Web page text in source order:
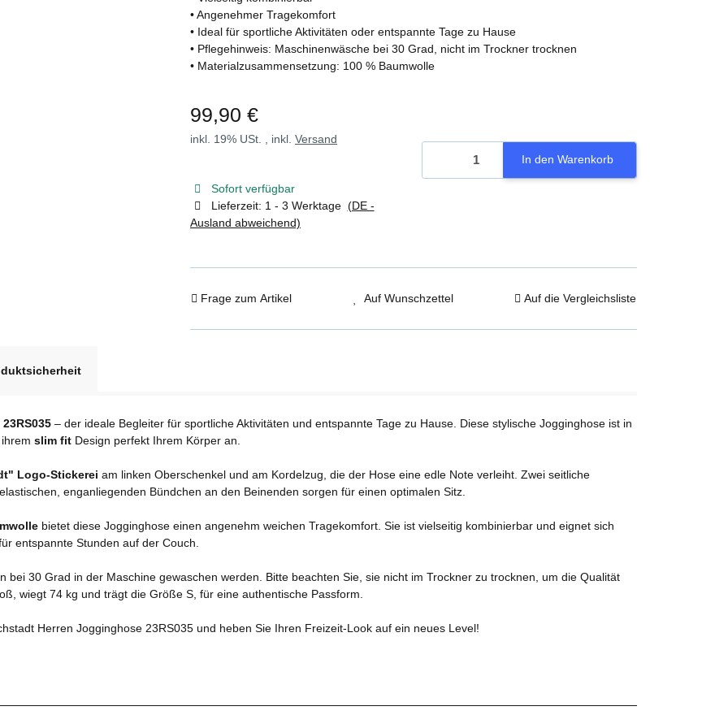
• Angenehmer Tragekomfort
• Ideal für sportliche Aktivitäten oder entspannte Tage zu Hause
• Pflegehinweis: Maschinenwäsche bei 30 Grad, nicht im Trockner trocknen
• Materialzusammensetzung: 100 % Baumwolle
99,90 €
inkl. 19% USt. , inkl. Versand
Sofort verfügbar
Lieferzeit: 1 - 3 Werktage (DE -
Ausland abweichend)
In den Warenkorb
Frage zum Artikel Auf Wunschzettel Auf die Vergleichsliste
– der ideale Begleiter für sportliche Aktivitäten und entspannte Tage zu Hause. Diese stylische Jogginghose ist in
slim fit Design perfekt Ihrem Körper an.
Logo-Stickerei am linken Oberschenkel und am Kordelzug, die der Hose eine edle Note verleiht. Zwei seitliche
enganliegenden Bündchen an den Beinenden sorgen für einen optimalen Sitz.
bietet diese Jogginghose einen angenehm weichen Tragekomfort. Sie ist vielseitig kombinierbar und eignet sich
entspannte Stunden auf der Couch.
bei 30 Grad in der Maschine gewaschen werden. Bitte beachten Sie, sie nicht im Trockner zu trocknen, um die Qualität
wiegt 74 kg und trägt die Größe S, für eine authentische Passform.
Herren Jogginghose 23RS035 und heben Sie Ihren Freizeit-Look auf ein neues Level!